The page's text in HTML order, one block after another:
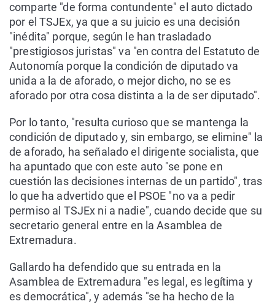
comparte "de forma contundente" el auto dictado
por el TSJEx, ya que a su juicio es una decisión
"inédita" porque, según le han trasladado
"prestigiosos juristas" va "en contra del Estatuto de
Autonomía porque la condición de diputado va
unida a la de aforado, o mejor dicho, no se es
aforado por otra cosa distinta a la de ser diputado".
Por lo tanto, "resulta curioso que se mantenga la
condición de diputado y, sin embargo, se elimine" la
de aforado, ha señalado el dirigente socialista, que
ha apuntado que con este auto "se pone en
cuestión las decisiones internas de un partido", tras
lo que ha advertido que el PSOE "no va a pedir
permiso al TSJEx ni a nadie", cuando decide que su
secretario general entre en la Asamblea de
Extremadura.
Gallardo ha defendido que su entrada en la
Asamblea de Extremadura "es legal, es legítima y
es democrática", y además "se ha hecho de la